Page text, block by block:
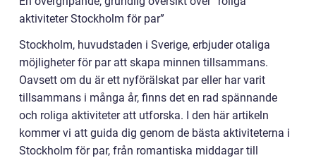
aktiviteter Stockholm för par”
Stockholm, huvudstaden i Sverige, erbjuder otaliga
möjligheter för par att skapa minnen tillsammans.
Oavsett om du är ett nyförälskat par eller har varit
tillsammans i många år, finns det en rad spännande
och roliga aktiviteter att utforska. I den här artikeln
kommer vi att guida dig genom de bästa aktiviteterna i
Stockholm för par, från romantiska middagar till